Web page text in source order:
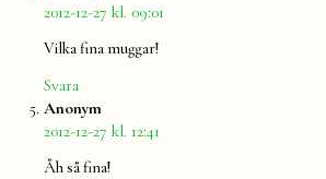
2012-12-27 kl. 09:01
Vilka fina muggar!
Svara
Anonym
2012-12-27 kl. 12:41
Åh så fina!